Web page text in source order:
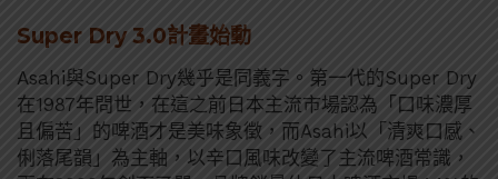
Super Dry 3.0計畫始動
Asahi與Super Dry幾乎是同義字。第一代的Super Dry
在1987年問世，在這之前日本主流市場認為「口味濃厚
且偏苦」的啤酒才是美味象徵，而Asahi以「清爽口感、
俐落尾韻」為主軸，以辛口風味改變了主流啤酒常識，